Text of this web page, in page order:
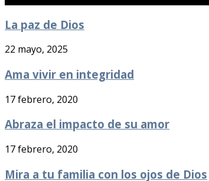
La paz de Dios
22 mayo, 2025
Ama vivir en integridad
17 febrero, 2020
Abraza el impacto de su amor
17 febrero, 2020
Mira a tu familia con los ojos de Dios